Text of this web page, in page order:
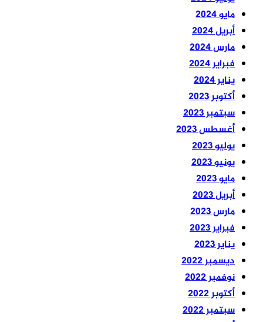
مايو 2024
أبريل 2024
مارس 2024
فبراير 2024
يناير 2024
أكتوبر 2023
سبتمبر 2023
أغسطس 2023
يوليو 2023
يونيو 2023
مايو 2023
أبريل 2023
مارس 2023
فبراير 2023
يناير 2023
ديسمبر 2022
نوفمبر 2022
أكتوبر 2022
سبتمبر 2022